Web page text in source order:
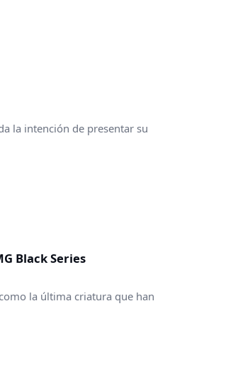
la intención de presentar su
Black Series
la última criatura que han